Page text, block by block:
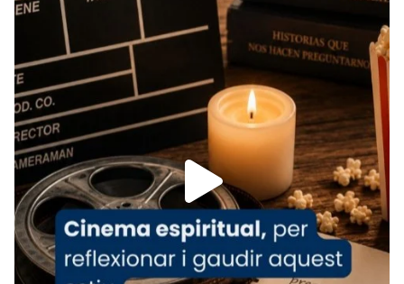
Recupera l'entrevista comp
Vatican
tican News 👇
www.vaticannews.va/es/iglesia/news/2026-
07/carmina-historia-depresion-papa-viaje-
espana-testimoni...
Foto
View on Facebook · Share
Arquebisbat de Barcelona
2 weeks ago
«Avui les santes Juliana i Semproniana ens